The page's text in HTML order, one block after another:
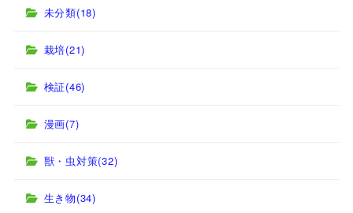
未分類(18)
栽培(21)
検証(46)
漫画(7)
獣・虫対策(32)
生き物(34)